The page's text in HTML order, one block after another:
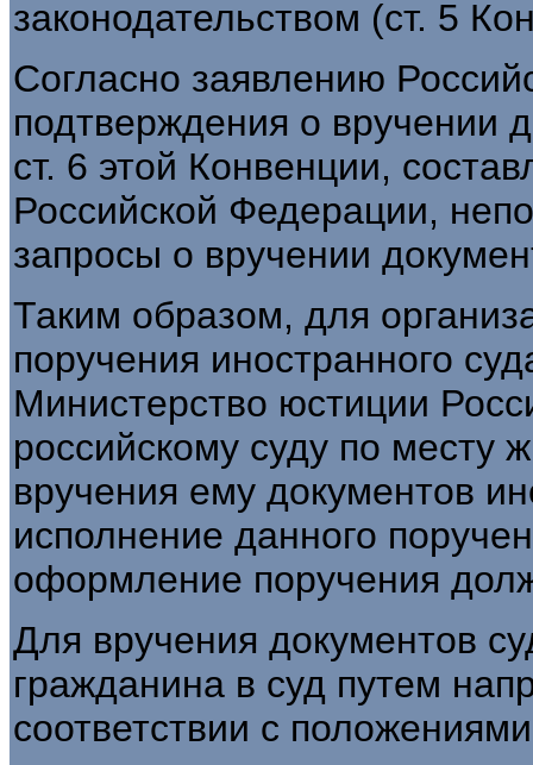
законодательством (ст. 5
Согласно заявлению
подтверждения о вручении
ст. 6 этой Конвенции,
Российской Федерации,
запросы о вручении
Таким образом, для
поручения иностранного
Министерство юстиции
российскому суду по месту
вручения ему документов
исполнение данного
оформление поручения
Для вручения документов
гражданина в суд путем
соответствии с